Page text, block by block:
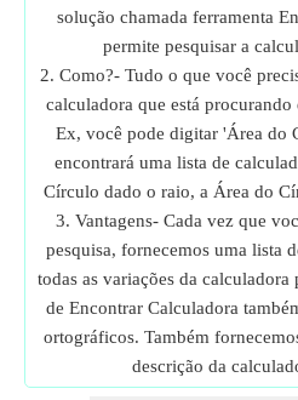
solução chamada ferramenta
permite pesquisar a
2. Como?- Tudo o que você
calculadora que está procurando
Ex, você pode digitar 'Área do
encontrará uma lista de
Círculo dado o raio, a Área do
3. Vantagens- Cada vez que
pesquisa, fornecemos uma lista
todas as variações da calculadora
de Encontrar Calculadora
ortográficos. Também
descrição da